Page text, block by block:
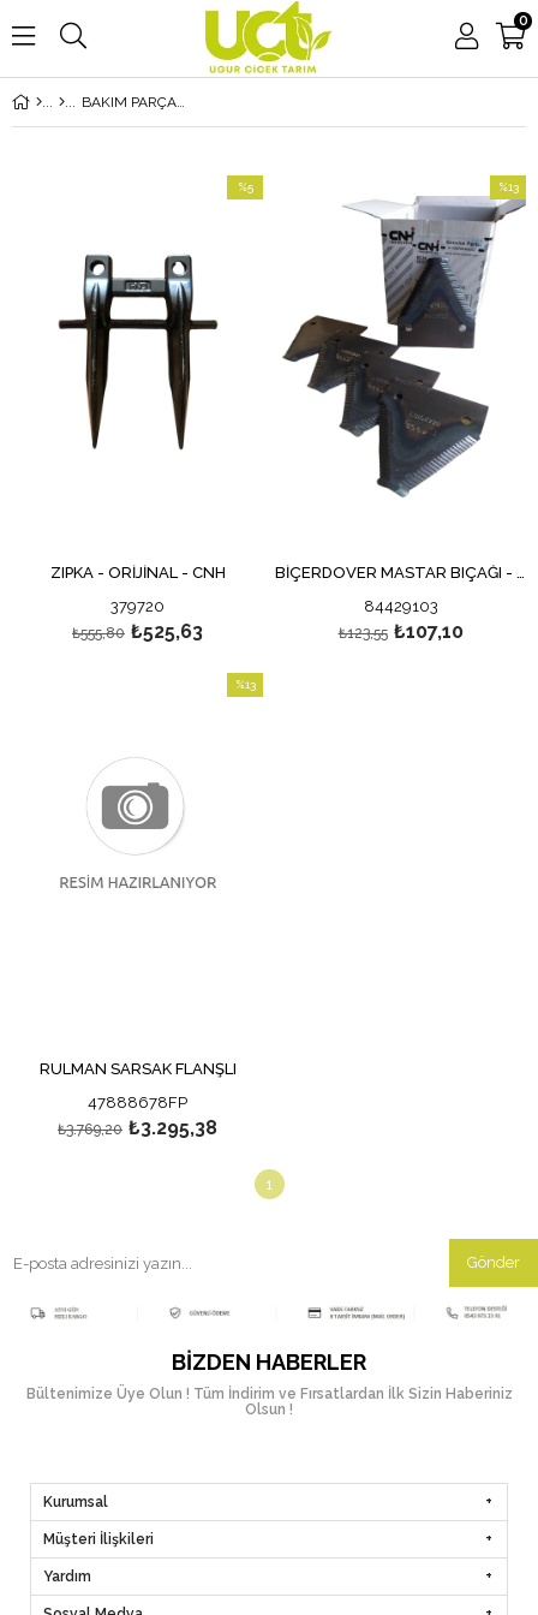
0
BAKIM PARÇALARI
ZIPKA - ORİJİNAL - CNH
379720
₺525,63
₺555,80
%5
84429103
₺107,10
₺123,55
%13
İndirim
RULMAN SARSAK FLANŞLI
47888678FP
₺3.295,38
₺3.769,20
%13
1
Gönder
BIZDEN HABERLER
Bültenimize Üye Olun ! Tüm İndirim ve Fırsatlardan İlk Sizin Haberiniz
Olsun !
Kurumsal
Müşteri İlişkileri
Yardım